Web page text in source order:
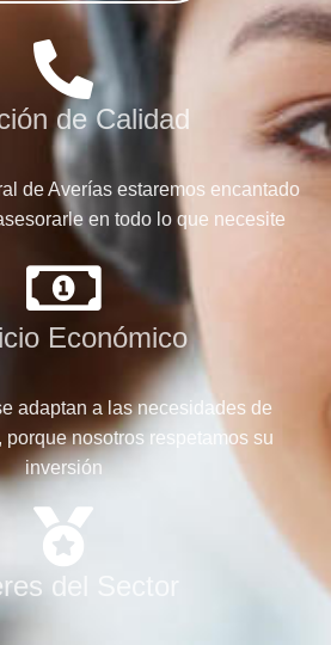
de Calidad
de Averías estaremos encantado
en todo lo que necesite
Económico
adaptan a las necesidades de
porque nosotros respetamos su
inversión
del Sector